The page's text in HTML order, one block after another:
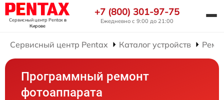
Сервисный центр Pentaxв
Кирове
+7 (800) 301-97-75
Ежедневно с 9:00 до 21:00
Сервисный центр Pentax Каталог устройств
Программный ремонт
фотоаппарата